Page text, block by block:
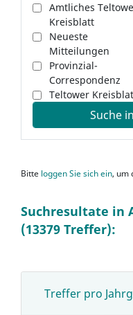
Amtliches
Kreisblatt
Neueste
Mitteilungen
Provinzial-
Correspondenz
Teltower
Suche
Bitte loggen Sie sich ein, um
Suchresultate in
(13379 Treffer):
Treffer pro